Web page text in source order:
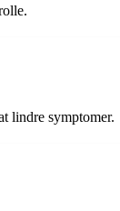
lindre symptomer.